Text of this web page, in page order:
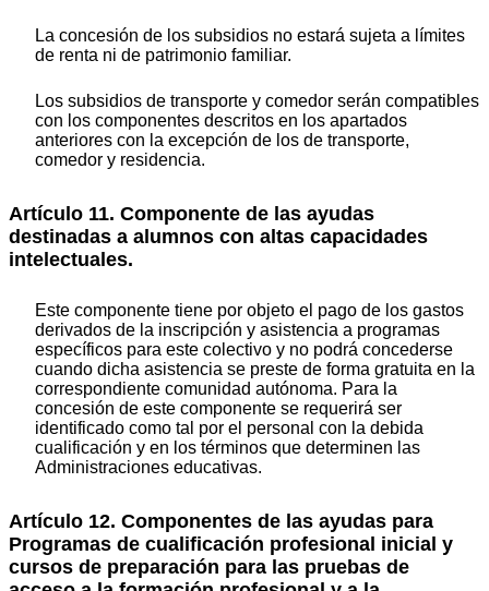
La concesión de los subsidios no estará sujeta a límites
de renta ni de patrimonio familiar.
Los subsidios de transporte y comedor serán compatibles
con los componentes descritos en los apartados
anteriores con la excepción de los de transporte,
comedor y residencia.
Artículo 11. Componente de las ayudas
destinadas a alumnos con altas capacidades
intelectuales.
Este componente tiene por objeto el pago de los gastos
derivados de la inscripción y asistencia a programas
específicos para este colectivo y no podrá concederse
cuando dicha asistencia se preste de forma gratuita en la
correspondiente comunidad autónoma. Para la
concesión de este componente se requerirá ser
identificado como tal por el personal con la debida
cualificación y en los términos que determinen las
Administraciones educativas.
Artículo 12. Componentes de las ayudas para
Programas de cualificación profesional inicial y
cursos de preparación para las pruebas de